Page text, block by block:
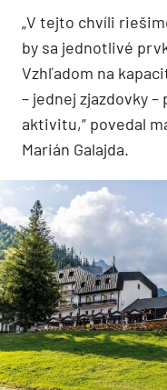
„V tejto chvíli
by sa jednotlivé
Vzhľadom na
– jednej zjazdovky
aktivitu,“ povedal
Marián Galajda.